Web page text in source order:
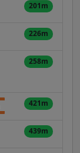
201m
226m
258m
421m
439m